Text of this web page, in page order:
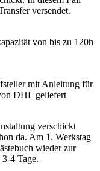
versendet.
von bis zu 120h
mit Anleitung für
DHL geliefert
verschickt
da. Am 1. Werkstag
wieder zur
4 Tage.